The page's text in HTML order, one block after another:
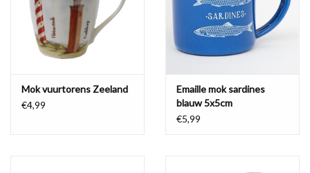
Waterproof tassen
Nieuws
Mok vuurtorens Zeeland
€4,99
Emaille mok sardines
blauw 5x5cm
€5,99